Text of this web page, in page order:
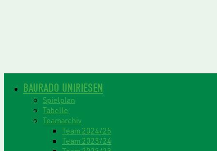
BAURADO UNIRIESEN
Spielplan
Tabelle
Teamarchiv
Team 2024/25
Team 2023/24